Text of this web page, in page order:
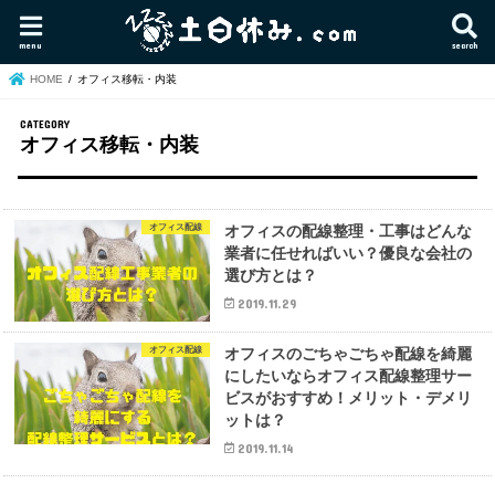
search
menu
HOME オフィス移転・内装
オフィス移転・内装
オフィス配線
オフィスの配線整理・工事はどんな
業者に任せればいい？優良な会社の
選び方とは？
2019.11.29
オフィス配線
オフィスのごちゃごちゃ配線を綺麗
にしたいならオフィス配線整理サー
ビスがおすすめ！メリット・デメリ
ットは？
2019.11.14